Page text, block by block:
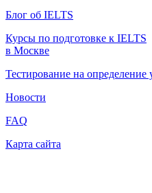
Блог об IELTS
Курсы по подготовке к IELTS
в Москве
Тестирование на определение
Новости
FAQ
Карта сайта